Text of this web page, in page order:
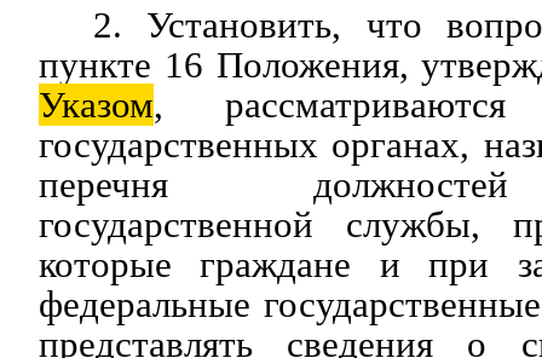
2. Установить, что
пункте 16 Положения,
Указом,
государственных органах,
перечня
государственной службы,
которые граждане и при
федеральные
представлять сведения о